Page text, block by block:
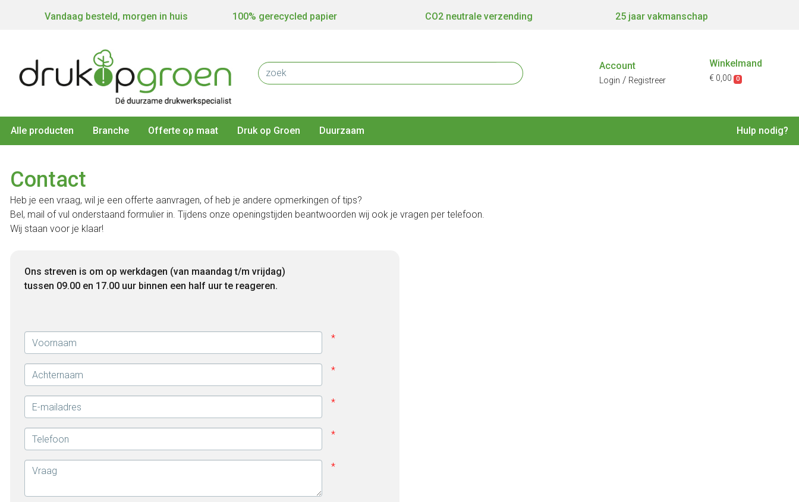
Vandaag besteld, morgen in huis 100% gerecycled papier CO2 neutrale verzending 25 jaar vakmanschap
Account
Login / Registreer
Winkelmand
€ 0,00 0
Alle producten Branche Offerte op maat Druk op Groen Duurzaam Hulp nodig?
Contact
Heb je een vraag, wil je een offerte aanvragen, of heb je andere opmerkingen of tips?
Bel, mail of vul onderstaand formulier in. Tijdens onze openingstijden beantwoorden wij ook je vragen per telefoon.
Wij staan voor je klaar!
Ons streven is om op werkdagen (van maandag t/m vrijdag)
tussen 09.00 en 17.00 uur binnen een half uur te reageren.